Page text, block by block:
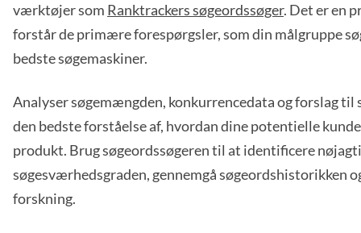
værktøjer som Ranktrackers søgeordssøger. Det er en
forstår de primære forespørgsler, som din målgruppe
bedste søgemaskiner.
Analyser søgemængden, konkurrencedata og forslag til
den bedste forståelse af, hvordan dine potentielle
produkt. Brug søgeordssøgeren til at identificere
søgesværhedsgraden, gennemgå søgeordshistorikken
forskning.